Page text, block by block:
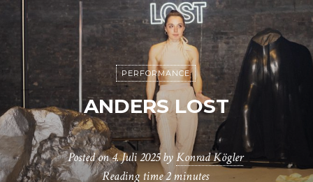
PERFORMANCE
ANDERS LOST
Posted on4. Juli 2025 byKonrad Kögler
Reading time2 minutes